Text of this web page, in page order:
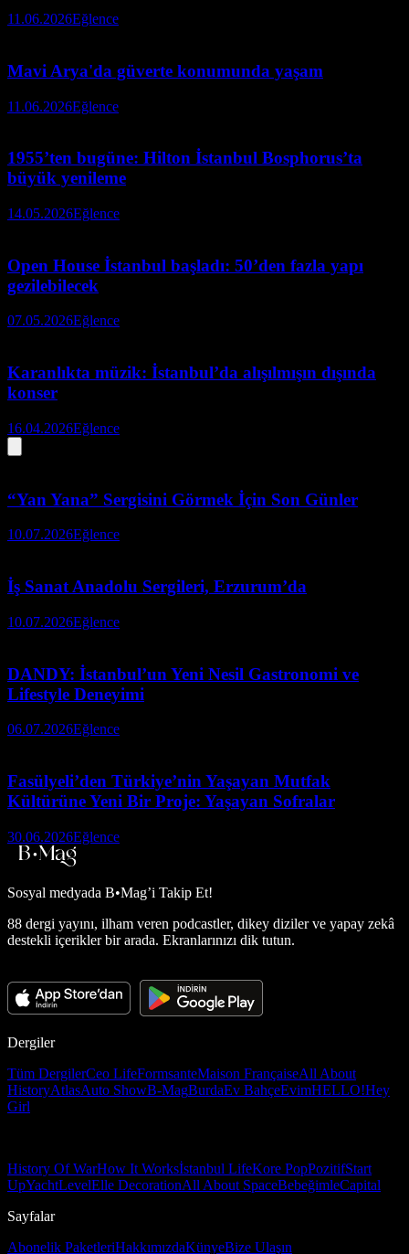
11.06.2026Eğlence
Mavi Arya'da güverte konumunda yaşam
11.06.2026Eğlence
1955’ten bugüne: Hilton İstanbul Bosphorus’ta
büyük yenileme
14.05.2026Eğlence
Open House İstanbul başladı: 50’den fazla yapı
gezilebilecek
07.05.2026Eğlence
Karanlıkta müzik: İstanbul’da alışılmışın dışında
konser
16.04.2026Eğlence
“Yan Yana” Sergisini Görmek İçin Son Günler
10.07.2026Eğlence
İş Sanat Anadolu Sergileri, Erzurum’da
10.07.2026Eğlence
DANDY: İstanbul’un Yeni Nesil Gastronomi ve
Lifestyle Deneyimi
06.07.2026Eğlence
Fasülyeli’den Türkiye’nin Yaşayan Mutfak
Kültürüne Yeni Bir Proje: Yaşayan Sofralar
30.06.2026Eğlence
Sosyal medyada B•Mag’i Takip Et!
88 dergi yayını, ilham veren podcastler, dikey diziler ve yapay zekâ
destekli içerikler bir arada. Ekranlarınızı dik tutun.
Dergiler
Tüm DergilerCeo LifeFormsanteMaison FrançaiseAll About
HistoryAtlasAuto ShowB-MagBurdaEv BahçeEvimHELLO!Hey
Girl
History Of WarHow It Worksİstanbul LifeKore PopPozitifStart
UpYachtLevelElle DecorationAll About SpaceBebeğimleCapital
Sayfalar
Abonelik PaketleriHakkımızdaKünyeBize Ulaşın